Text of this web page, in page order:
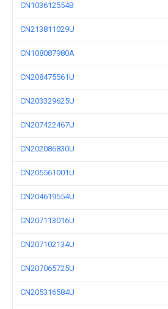
CN103612554B
CN213811029U
CN108087980A
CN208475561U
CN203329625U
CN207422467U
CN202086830U
CN205561001U
CN204619554U
CN207113016U
CN207102134U
CN207065725U
CN205316584U